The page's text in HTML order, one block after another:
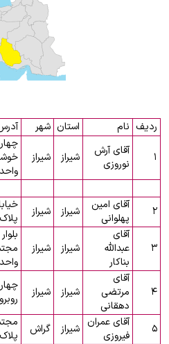
ردیف نام استان شهر
۱
آقای آرش
نوروزی
شیراز شیراز
واحد۳۰۳
۲
آقای امین
پهلوانی
شیراز شیراز
پلاک۲۲
۳
آقای
عبدالله
بناکار
شیراز شیراز
واحد B26
۴
آقای
مرتضی
دهقانی
شیراز شیراز
۵
آقای عمران
فیروزی
شیراز گراش
پلاک۱۱۶